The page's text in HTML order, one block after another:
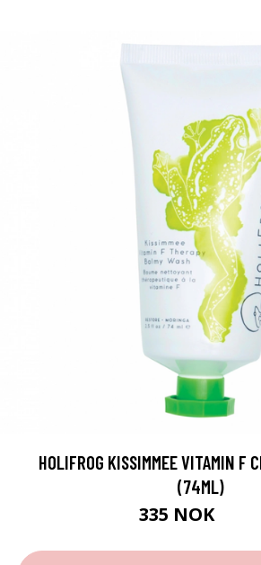
HOLIFROG KISSIMMEE VITAMIN F
(74ML)
335 NOK